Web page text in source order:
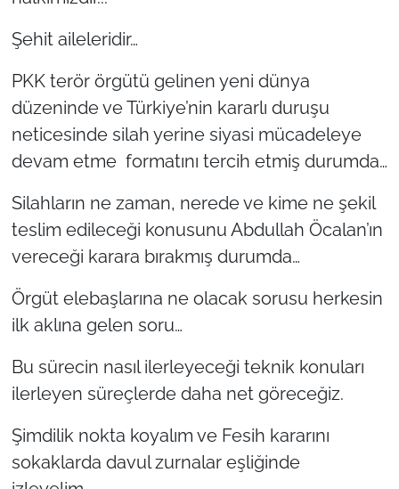
Şehit aileleridir…
PKK terör örgütü gelinen yeni dünya
düzeninde ve Türkiye’nin kararlı duruşu
neticesinde silah yerine siyasi mücadeleye
devam etme formatını tercih etmiş durumda…
Silahların ne zaman, nerede ve kime ne şekil
teslim edileceği konusunu Abdullah Öcalan’ın
vereceği karara bırakmış durumda…
Örgüt elebaşlarına ne olacak sorusu herkesin
ilk aklına gelen soru…
Bu sürecin nasıl ilerleyeceği teknik konuları
ilerleyen süreçlerde daha net göreceğiz.
Şimdilik nokta koyalım ve Fesih kararını
sokaklarda davul zurnalar eşliğinde